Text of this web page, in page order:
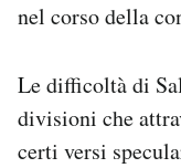
nel corso della
Le difficoltà di
divisioni che
certi versi